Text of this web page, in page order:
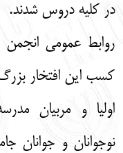
در کلیه دروس شدند.
روابط عمومی
کسب این افتخار
اولیا و مربیان
نوجوانان و جوانان